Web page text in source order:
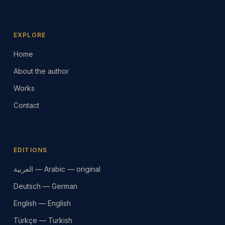
EXPLORE
Home
About the author
Works
Contact
EDITIONS
العربية — Arabic — original
Deutsch — German
English — English
Türkçe — Turkish